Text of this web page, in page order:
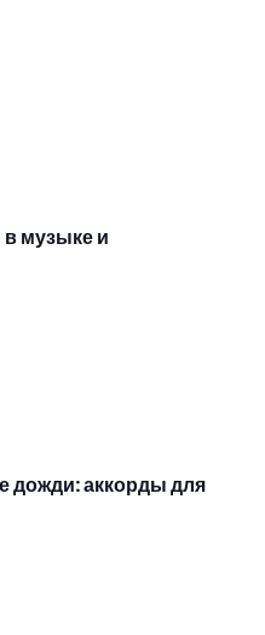
музыке и
дожди: аккорды для